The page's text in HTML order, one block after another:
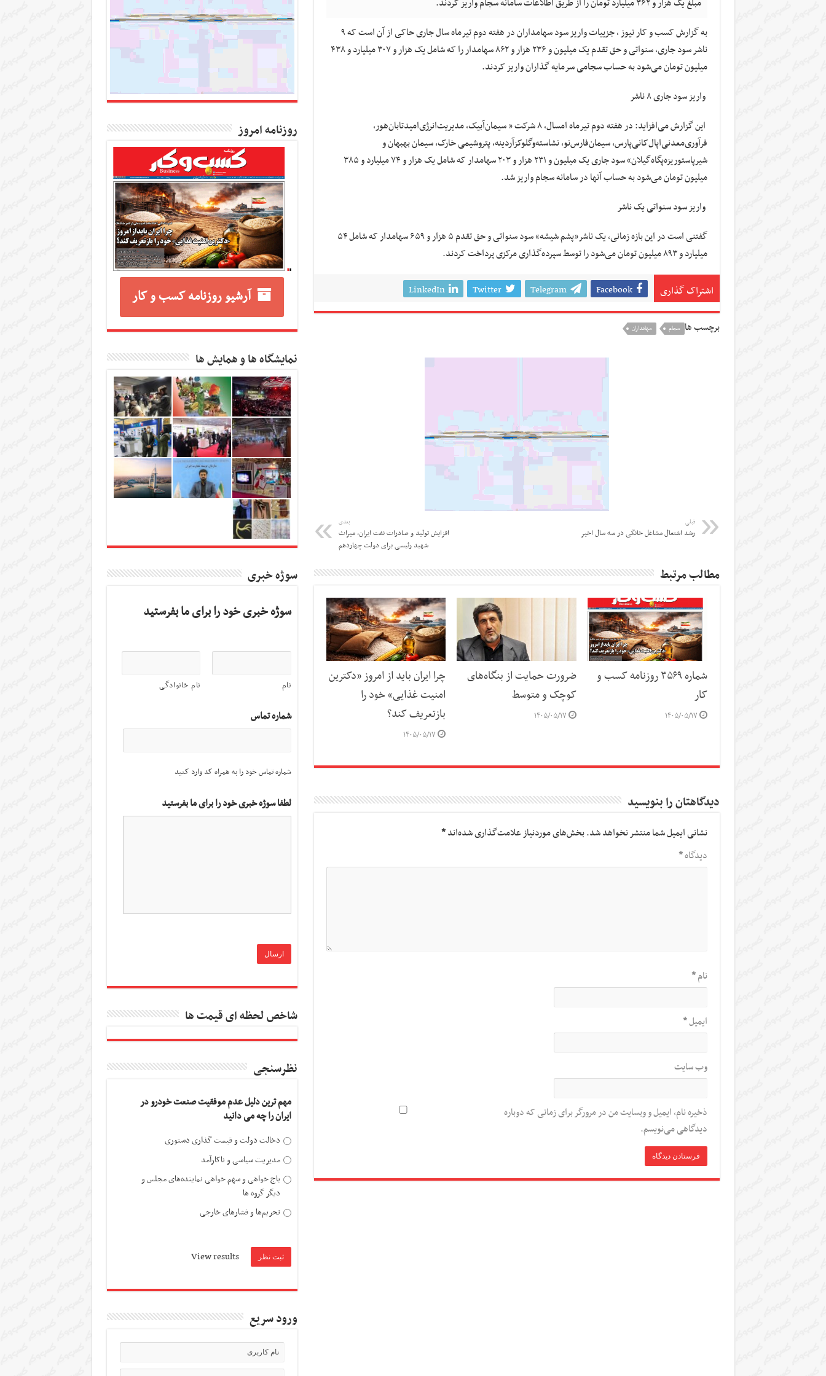
به گزارش کسب و کار نیوز ، جزییات واریز سود سهامداران در هفته دوم تیرماه سال جاری حاکی از آن است که ۹
ناشر سود جاری، سنواتی و حق تقدم یک میلیون و ۲۳۶ هزار و ۸۶۲ سهامدار را که شامل یک هزار و ۳۰۷ میلیارد و ۴۳۸
میلیون تومان می‌شود به حساب سجامی سرمایه گذاران واریز کردند.
واریز سود جاری ۸ ناشر
این گزارش می‌افزاید: در هفته دوم تیرماه امسال، ۸ شرکت « سیمان‌آبیک، مدیریت‌انرژی‌امیدتابان‌هور،
فرآوری‌معدنی‌اپال‌کانی‌پارس، سیمان‌فارس‌نو، نشاسته‌وگلوکزآردینه، پتروشیمی‌ خارک، سیمان‌ بهبهان و
شیرپاستوریزه‌پگاه‌گیلان» سود جاری یک میلیون و ۲۳۱ هزار و ۲۰۳ سهامدار که شامل یک هزار و ۷۴ میلیارد و ۳۸۵
میلیون تومان می‌شود به حساب آنها در سامانه سجام واریز شد.
واریز سود سنواتی یک ناشر
میلیارد و ۸۹۳ میلیون تومان می‌شود را توسط سپرده‌گذاری مرکزی پرداخت کردند.
اشتراک گذاری Facebook
Telegram
Twitter
LinkedIn
برچسب ها سجام سهامداران
قبلی
رشد اشتغال مشاغل خانگی در سه سال اخیر
بعدی
افزایش تولید و صادرات نفت ایران، میراث
شهید رئیسی برای دولت چهاردهم
مطالب مرتبط
شماره ۳۵۶۹ روزنامه کسب و
کار
۱۴۰۵/۰۵/۱۷
ضرورت حمایت از بنگاه‌های
کوچک و متوسط
۱۴۰۵/۰۵/۱۷
چرا ایران باید از امروز «دکترین
امنیت غذایی» خود را
بازتعریف کند؟
۱۴۰۵/۰۵/۱۷
دیدگاهتان را بنویسید
نشانی ایمیل شما منتشر نخواهد شد.بخش‌های موردنیاز علامت‌گذاری شده‌اند*
دیدگاه*
نام*
ایمیل*
وب‌ سایت
ذخیره نام، ایمیل و وبسایت من در مرورگر برای زمانی که دوباره
دیدگاهی می‌نویسم.
روزنامه امروز
آرشیو روزنامه کسب و کار
نمایشگاه ها و همایش ها
سوژه خبری
سوژه خبری خود را برای ما بفرستید
نام نام خانوادگی
شماره تماس
شماره تماس خود را به همراه کد وارد کنید
لطفا سوژه خبری خود را برای ما بفرستید
شاخص لحظه ای قیمت ها
نظرسنجی
مهم ترین دلیل عدم موفقیت صنعت خودرو در
ایران را چه می دانید
دخالت دولت و قیمت گذاری دستوری
مدیریت سیاسی و ناکارآمد
باج خواهی و سهم خواهی نماینده‌های مجلس و
دیگر گروه ها
تحریم‌ها و فشارهای خارجی
View results
ورود سریع